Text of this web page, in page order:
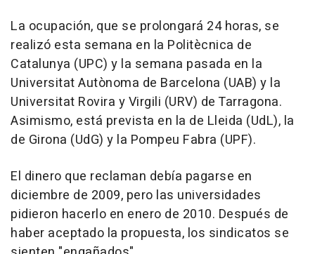
La ocupación, que se prolongará 24 horas, se
realizó esta semana en la Politècnica de
Catalunya (UPC) y la semana pasada en la
Universitat Autònoma de Barcelona (UAB) y la
Universitat Rovira y Virgili (URV) de Tarragona.
Asimismo, está prevista en la de Lleida (UdL), la
de Girona (UdG) y la Pompeu Fabra (UPF).
El dinero que reclaman debía pagarse en
diciembre de 2009, pero las universidades
pidieron hacerlo en enero de 2010. Después de
haber aceptado la propuesta, los sindicatos se